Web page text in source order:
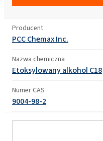
Producent
PCC Chemax Inc.
Nazwa chemiczna
Etoksylowany alkohol C18
Numer CAS
9004-98-2